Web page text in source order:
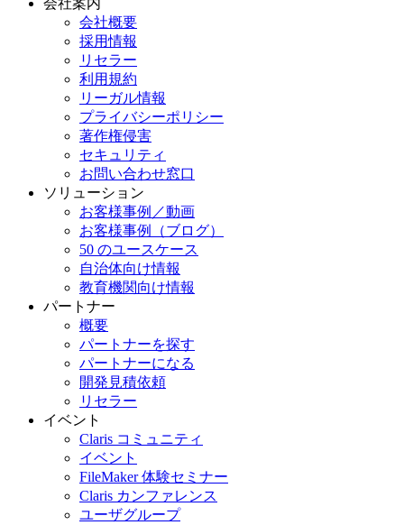
会社案内
会社概要
採用情報
リセラー
利用規約
リーガル情報
プライバシーポリシー
著作権侵害
セキュリティ
お問い合わせ窓口
ソリューション
お客様事例／動画
お客様事例（ブログ）
50 のユースケース
自治体向け情報
教育機関向け情報
パートナー
概要
パートナーを探す
パートナーになる
開発見積依頼
リセラー
イベント
Claris コミュニティ
イベント
FileMaker 体験セミナー
Claris カンファレンス
ユーザグループ